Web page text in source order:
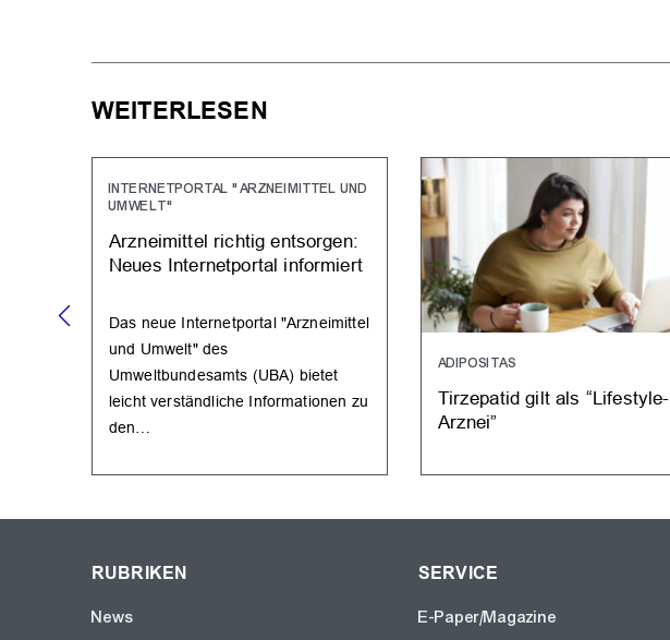
WEITERLESEN
INTERNETPORTAL "ARZNEIMITTEL UND
UMWELT"
Arzneimittel richtig entsorgen:
Neues Internetportal informiert
Das neue Internetportal "Arzneimittel
und Umwelt" des
Umweltbundesamts (UBA) bietet
leicht verständliche Informationen zu
den…
ADIPOSITAS
Tirzepatid gilt als “Lifestyle-
Arznei”
RUBRIKEN
News
SERVICE
E-Paper/Magazine